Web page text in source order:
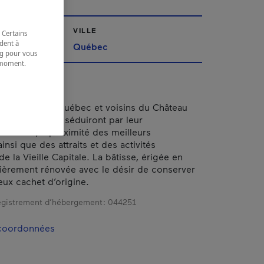
VILLE
Québec
du Vieux-Québec et voisins du Château
hôtels vous séduiront par leur
central, à proximité des meilleurs
que des attraits et des activités
la Vieille Capitale. La bâtisse, érigée en
rénovée avec le désir de conserver
cachet d’origine.
d’hébergement : 044251
à
pour vous